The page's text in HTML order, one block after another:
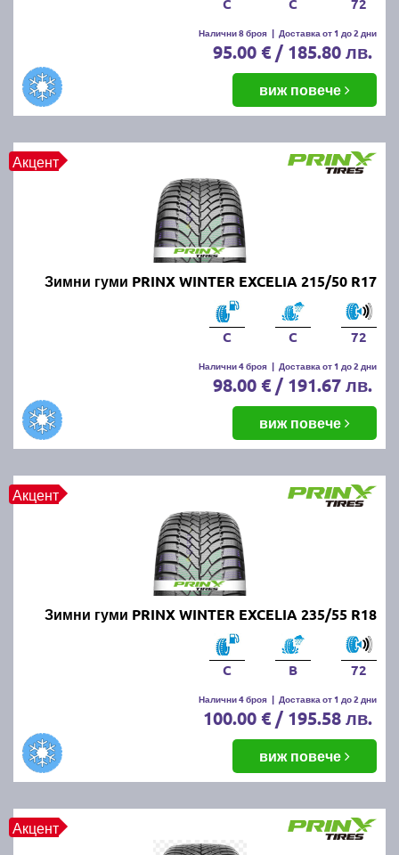
Налични 8 броя | Доставка от 1 до 2 дни
95.00 € / 185.80 лв.
виж повече
Акцент
Зимни гуми PRINX WINTER EXCELIA 215/50 R17
C C 72
Налични 4 броя | Доставка от 1 до 2 дни
98.00 € / 191.67 лв.
виж повече
Акцент
Зимни гуми PRINX WINTER EXCELIA 235/55 R18
C B 72
Налични 4 броя | Доставка от 1 до 2 дни
100.00 € / 195.58 лв.
виж повече
Акцент